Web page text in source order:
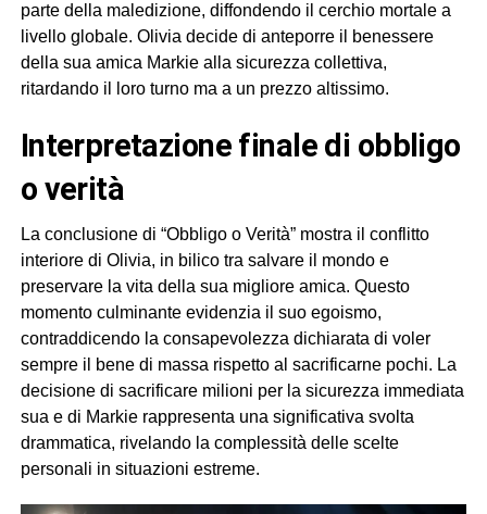
parte della maledizione, diffondendo il cerchio mortale a
livello globale. Olivia decide di anteporre il benessere
della sua amica Markie alla sicurezza collettiva,
ritardando il loro turno ma a un prezzo altissimo.
interpretazione finale di obbligo
o verità
La conclusione di “Obbligo o Verità” mostra il conflitto
interiore di Olivia, in bilico tra salvare il mondo e
preservare la vita della sua migliore amica. Questo
momento culminante evidenzia il suo egoismo,
contraddicendo la consapevolezza dichiarata di voler
sempre il bene di massa rispetto al sacrificarne pochi. La
decisione di sacrificare milioni per la sicurezza immediata
sua e di Markie rappresenta una significativa svolta
drammatica, rivelando la complessità delle scelte
personali in situazioni estreme.